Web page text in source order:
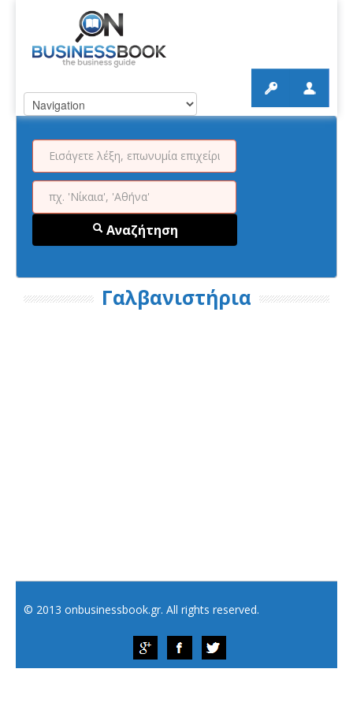
Αναζήτηση
Γαλβανιστήρια
© 2013 onbusinessbook.gr. All rights reserved.